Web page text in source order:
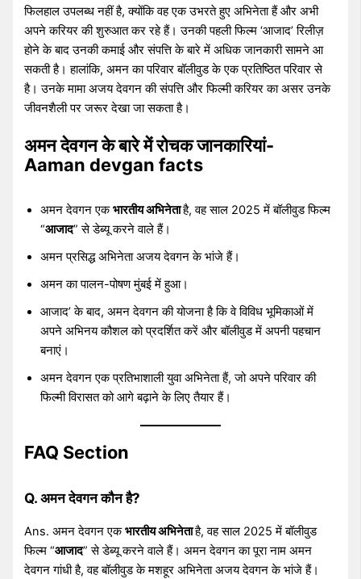
फिलहाल उपलब्ध नहीं है, क्योंकि वह एक उभरते हुए अभिनेता हैं और अभी
अपने करियर की शुरुआत कर रहे हैं। उनकी पहली फिल्म ‘आजाद’ रिलीज़
होने के बाद उनकी कमाई और संपत्ति के बारे में अधिक जानकारी सामने आ
सकती है। हालांकि, अमन का परिवार बॉलीवुड के एक प्रतिष्ठित परिवार से
है। उनके मामा अजय देवगन की संपत्ति और फिल्मी करियर का असर उनके
जीवनशैली पर जरूर देखा जा सकता है।
अमन देवगन के बारे में रोचक जानकारियां-
Aaman devgan facts
अमन देवगन एकभारतीय अभिनेताहै, वह साल 2025 में बॉलीवुड फिल्म
“आजाद” से डेब्यू करने वाले हैं।
अमन प्रसिद्ध अभिनेता अजय देवगन के भांजे हैं।
अमन का पालन-पोषण मुंबई में हुआ।
आजाद’ के बाद, अमन देवगन की योजना है कि वे विविध भूमिकाओं में
अपने अभिनय कौशल को प्रदर्शित करें और बॉलीवुड में अपनी पहचान
बनाएं।
अमन देवगन एक प्रतिभाशाली युवा अभिनेता हैं, जो अपने परिवार की
फिल्मी विरासत को आगे बढ़ाने के लिए तैयार हैं।
FAQ Section
Q. अमन देवगन कौन है?
Ans. अमन देवगन एकभारतीय अभिनेताहै, वह साल 2025 में बॉलीवुड
फिल्म “आजाद” से डेब्यू करने वाले हैं। अमन देवगन का पूरा नाम अमन
देवगन गांधी है, वह बॉलीवुड के मशहूर अभिनेता अजय देवगन के भांजे हैं।